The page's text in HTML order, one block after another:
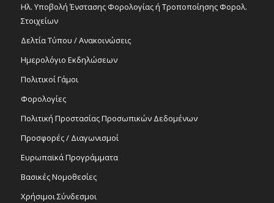
Ηλ. Υποβολή Ένστασης Φορολογίας ή Τροποποίησης Φορολ.
Στοιχείων
Δελτία Τύπου / Ανακοινώσεις
Ημερολόγιο Εκδηλώσεων
Πολιτικοί Γάμοι
Φορολογίες
Πολιτική Προστασίας Προσωπικών Δεδομένων
Προσφορές / Διαγωνισμοί
Ευρωπαϊκά Προγράμματα
Βασικές Νομοθεσίες
Χρήσιμοι Σύνδεσμοι